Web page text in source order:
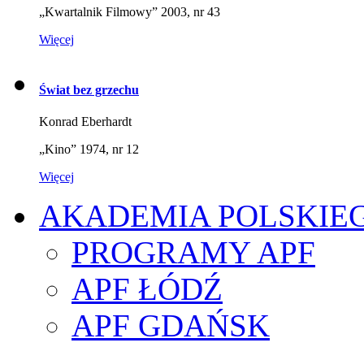
„Kwartalnik Filmowy” 2003, nr 43
Więcej
Świat bez grzechu
Konrad Eberhardt
„Kino” 1974, nr 12
Więcej
AKADEMIA
PROGRAMY APF
APF ŁÓDŹ
APF GDAŃSK